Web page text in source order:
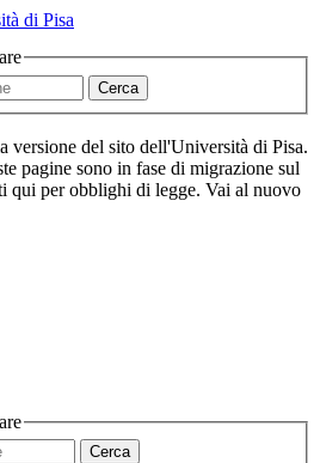
Cerca
versione del sito dell'Università di Pisa.
pagine sono in fase di migrazione sul
qui per obblighi di legge. Vai al nuovo
Cerca